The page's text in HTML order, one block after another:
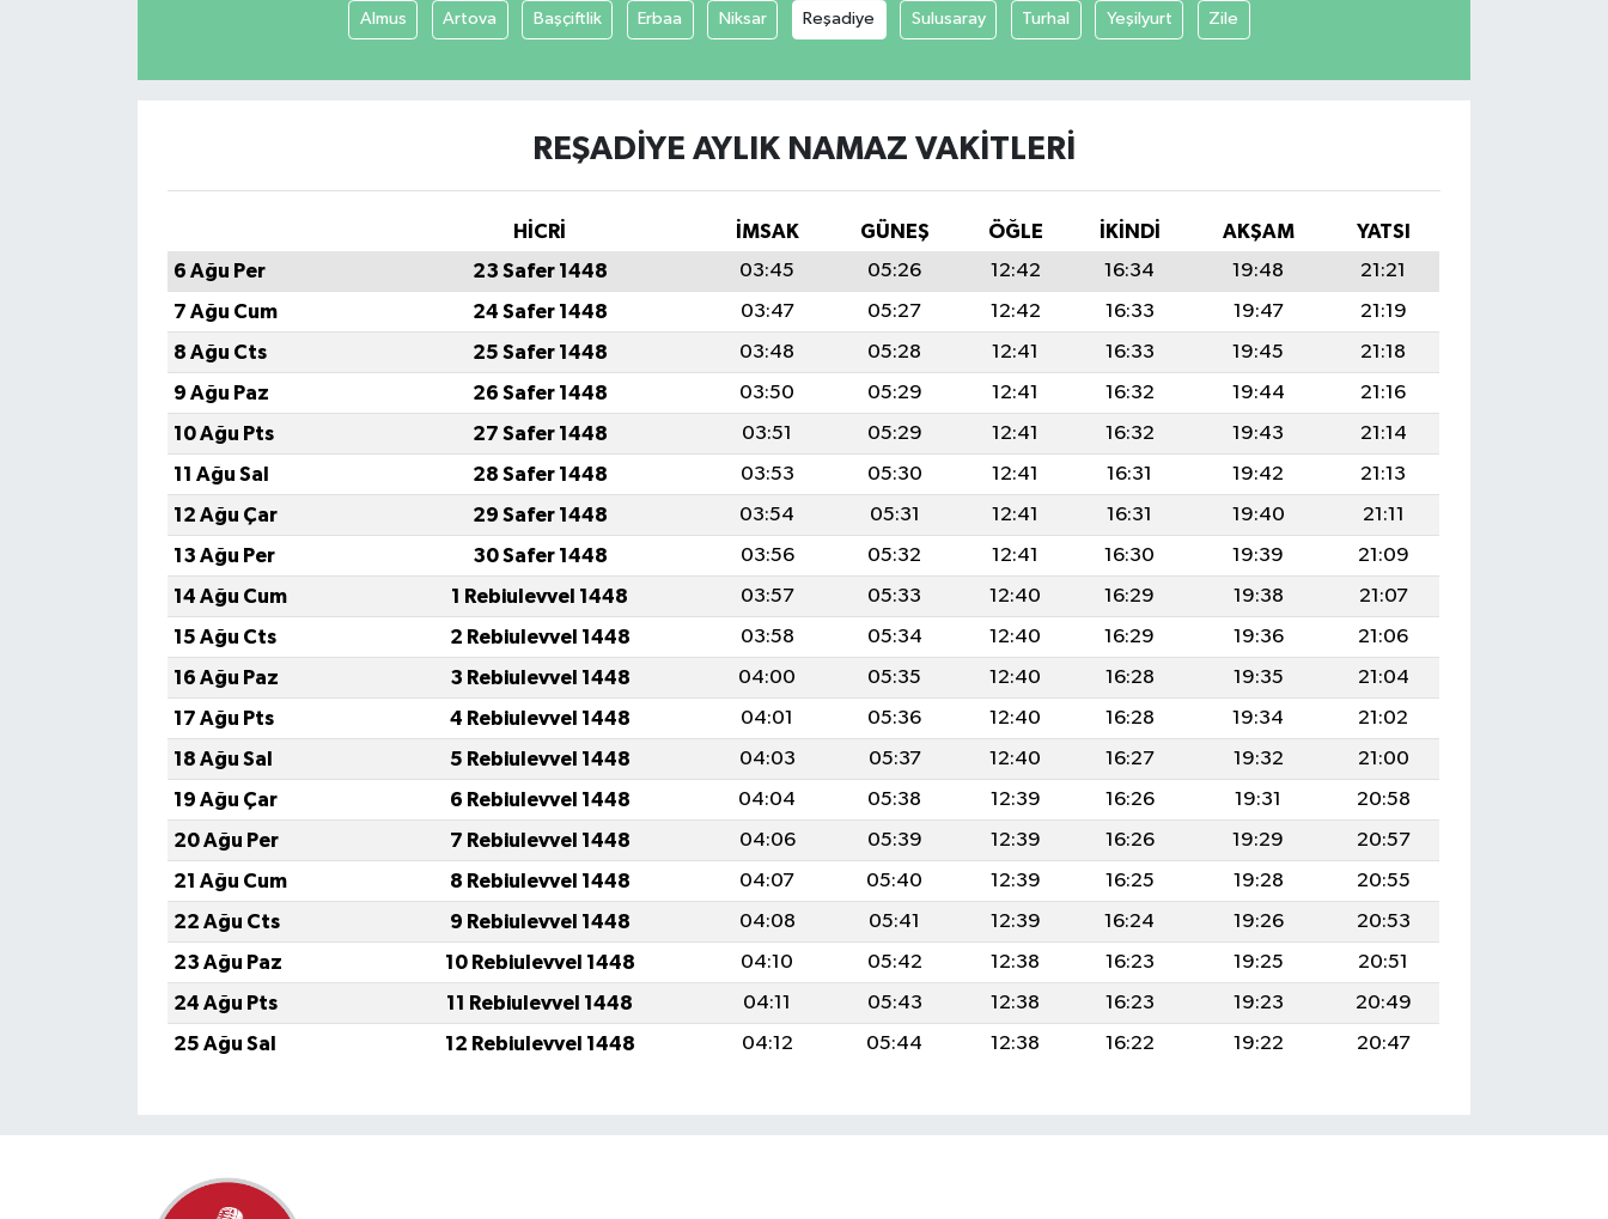
Almus Artova Başçiftlik Erbaa Niksar Reşadiye Sulusaray Turhal Yeşilyurt Zile
REŞADIYE AYLIK NAMAZ VAKITLERI
HİCRİ İMSAK GÜNEŞ ÖĞLE İKINDI AKŞAM
YATSI
6 Ağu Per
23 Safer 1448 03:45 05:26 12:42 16:34 19:48
21:21
7 Ağu Cum
24 Safer 1448 03:47 05:27 12:42 16:33 19:47
21:19
8 Ağu Cts
25 Safer 1448 03:48 05:28 12:41 16:33 19:45
21:18
9 Ağu Paz
26 Safer 1448 03:50 05:29 12:41 16:32 19:44
21:16
10 Ağu Pts
27 Safer 1448 03:51 05:29 12:41 16:32 19:43
21:14
11 Ağu Sal
28 Safer 1448 03:53 05:30 12:41 16:31 19:42
21:13
12 Ağu Çar
29 Safer 1448 03:54 05:31 12:41 16:31 19:40
21:11
13 Ağu Per
30 Safer 1448 03:56 05:32 12:41 16:30 19:39
21:09
14 Ağu Cum
1 Rebiulevvel 1448 03:57 05:33 12:40 16:29 19:38
21:07
15 Ağu Cts
2 Rebiulevvel 1448 03:58 05:34 12:40 16:29 19:36
21:06
16 Ağu Paz
3 Rebiulevvel 1448 04:00 05:35 12:40 16:28 19:35
21:04
17 Ağu Pts
4 Rebiulevvel 1448 04:01 05:36 12:40 16:28 19:34
21:02
18 Ağu Sal
5 Rebiulevvel 1448 04:03 05:37 12:40 16:27 19:32
21:00
19 Ağu Çar
6 Rebiulevvel 1448 04:04 05:38 12:39 16:26 19:31
20:58
20 Ağu Per
7 Rebiulevvel 1448 04:06 05:39 12:39 16:26 19:29
20:57
21 Ağu Cum
8 Rebiulevvel 1448 04:07 05:40 12:39 16:25 19:28
20:55
22 Ağu Cts
9 Rebiulevvel 1448 04:08 05:41 12:39 16:24 19:26
20:53
23 Ağu Paz
10 Rebiulevvel 1448 04:10 05:42 12:38 16:23 19:25
20:51
24 Ağu Pts
11 Rebiulevvel 1448 04:11 05:43 12:38 16:23 19:23
20:49
25 Ağu Sal
12 Rebiulevvel 1448 04:12 05:44 12:38 16:22 19:22 20:47